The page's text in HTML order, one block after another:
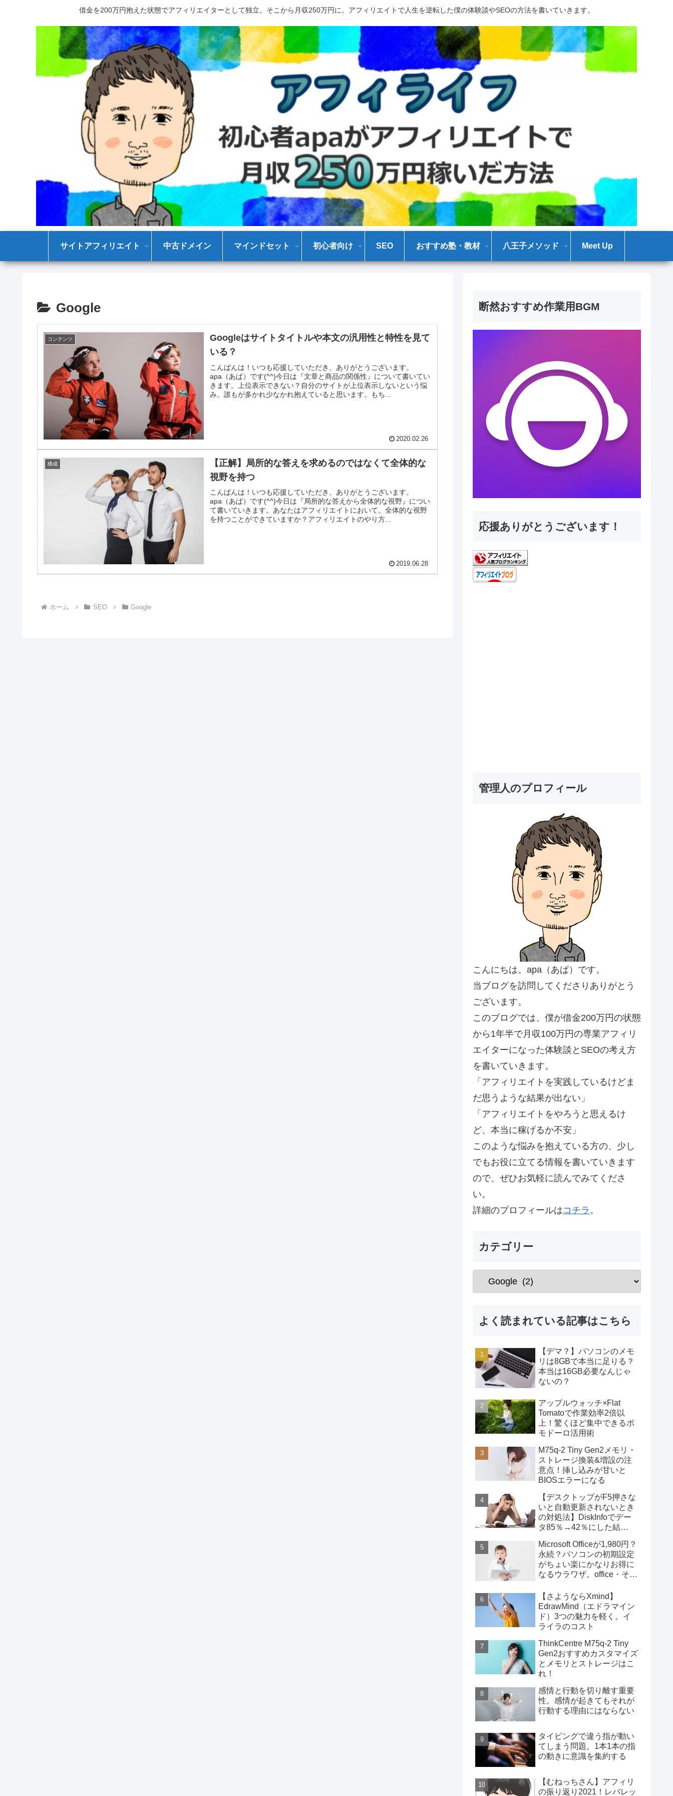
借金を200万円抱えた状態でアフィリエイターとして独立。そこから月収250万円に。アフィリエイトで人生を逆転した僕の体験談やSEOの方法を書いていきます。
サイトアフィリエイト 中古ドメイン マインドセット 初心者向け SEO おすすめ塾・教材 八王子メソッド Meet Up
Google
コンテンツ
Googleはサイトタイトルや本文の汎用性と特性を見て
いる？
こんばんは！いつも応援していただき、ありがとうございます。
apa（あぱ）です(^^)今日は『文章と商品の関係性』について書いてい
きます。上位表示できない？自分のサイトが上位表示しないという悩
み。誰もが多かれ少なかれ抱えていると思います。もち...
2020.02.26
構成
【正解】局所的な答えを求めるのではなくて全体的な
視野を持つ
こんばんは！いつも応援していただき、ありがとうございます。
apa（あぱ）です(^^)今日は『局所的な答えから全体的な視野』につい
て書いていきます。あなたはアフィリエイトにおいて。全体的な視野
を持つことができていますか？アフィリエイトのやり方...
2019.06.28
ホーム SEO Google
断然おすすめ作業用BGM
応援ありがとうございます！
管理人のプロフィール
こんにちは。apa（あぱ）です。
当ブログを訪問してくださりありがとう
ございます。
このブログでは、僕が借金200万円の状態
から1年半で月収100万円の専業アフィリ
エイターになった体験談とSEOの考え方
を書いていきます。
「アフィリエイトを実践しているけどま
だ思うような結果が出ない」
「アフィリエイトをやろうと思えるけ
ど、本当に稼げるか不安」
このような悩みを抱えている方の、少し
でもお役に立てる情報を書いていきます
ので、ぜひお気軽に読んでみてくださ
い。
詳細のプロフィールはコチラ 。
カテゴリー
よく読まれている記事はこちら
【デマ？】パソコンのメモ
リは8GBで本当に足りる？
本当は16GB必要なんじゃ
ないの？
アップルウォッチ×Flat
Tomatoで作業効率2倍以
上！驚くほど集中できるポ
モドーロ活用術
M75q-2 Tiny Gen2メモリ・
ストレージ換装&増設の注
意点！挿し込みが甘いと
BIOSエラーになる
【デスクトップがF5押さな
いと自動更新されないとき
の対処法】DiskInfoでデー
タ85％→42％にした結
Microsoft Officeが1,980円？
永続？パソコンの初期設定
がちょい楽にかなりお得に
なるウラワザ。office・その
【さようならXmind】
EdrawMind（エドラマイン
ド）3つの魅力を軽く。イ
ライラのコスト
ThinkCentre M75q-2 Tiny
Gen2おすすめカスタマイズ
とメモリとストレージはこ
れ！
感情と行動を切り離す重要
性。感情が起きてもそれが
行動する理由にはならない
タイピングで違う指が動い
てしまう問題。1本1本の指
の動きに意識を集約する
【むねっちさん】アフィリ
の振り返り2021！レバレッ